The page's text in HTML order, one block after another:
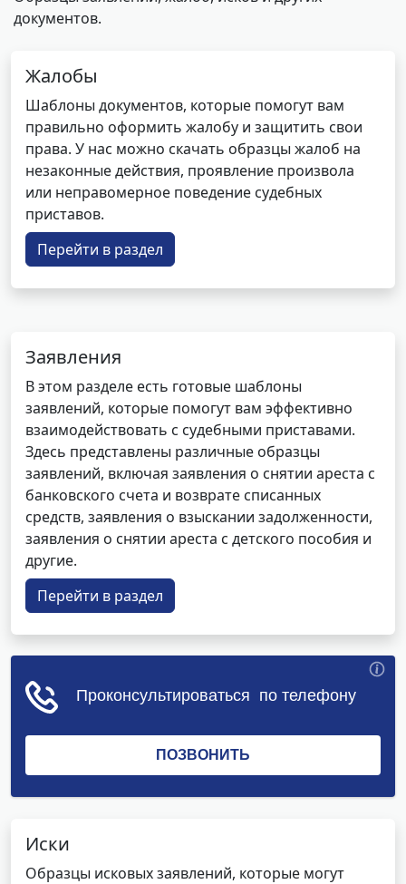
документов.
Жалобы
Шаблоны документов, которые помогут вам
правильно оформить жалобу и защитить свои
права. У нас можно скачать образцы жалоб на
незаконные действия, проявление произвола
или неправомерное поведение судебных
приставов.
Перейти в раздел
Заявления
В этом разделе есть готовые шаблоны
заявлений, которые помогут вам эффективно
взаимодействовать с судебными приставами.
Здесь представлены различные образцы
заявлений, включая заявления о снятии ареста с
банковского счета и возврате списанных
средств, заявления о взыскании задолженности,
заявления о снятии ареста с детского пособия и
другие.
Перейти в раздел
Иски
Образцы исковых заявлений, которые могут